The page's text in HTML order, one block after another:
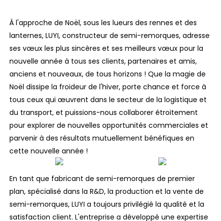
À l'approche de Noël, sous les lueurs des rennes et des
lanternes, LUYI, constructeur de semi-remorques, adresse
ses vœux les plus sincères et ses meilleurs vœux pour la
nouvelle année à tous ses clients, partenaires et amis,
anciens et nouveaux, de tous horizons ! Que la magie de
Noël dissipe la froideur de l'hiver, porte chance et force à
tous ceux qui œuvrent dans le secteur de la logistique et
du transport, et puissions-nous collaborer étroitement
pour explorer de nouvelles opportunités commerciales et
parvenir à des résultats mutuellement bénéfiques en
cette nouvelle année !
En tant que fabricant de semi-remorques de premier
plan, spécialisé dans la R&D, la production et la vente de
semi-remorques, LUYI a toujours privilégié la qualité et la
satisfaction client. L'entreprise a développé une expertise